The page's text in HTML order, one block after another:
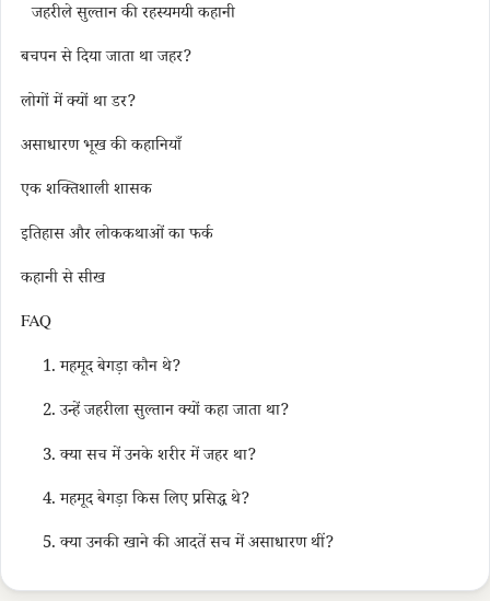
जहरीले सुल्तान की रहस्यमयी कहानी
बचपन से दिया जाता था जहर?
लोगों में क्यों था डर?
असाधारण भूख की कहानियाँ
एक शक्तिशाली शासक
इतिहास और लोककथाओं का फर्क
कहानी से सीख
FAQ
1. महमूद बेगड़ा कौन थे?
2. उन्हें जहरीला सुल्तान क्यों कहा जाता था?
3. क्या सच में उनके शरीर में जहर था?
4. महमूद बेगड़ा किस लिए प्रसिद्ध थे?
5. क्या उनकी खाने की आदतें सच में असाधारण थीं?